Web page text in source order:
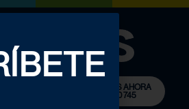
LLÁMANOS AHORA
932 780 745